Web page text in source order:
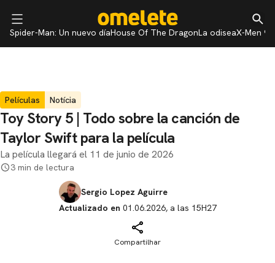
Spider-Man: Un nuevo díaHouse Of The DragonLa odiseaX-Men 97
Películas Notícia
Toy Story 5 | Todo sobre la canción de
Taylor Swift para la película
La película llegará el 11 de junio de 2026
3 min de lectura
Sergio Lopez Aguirre
Actualizado en 01.06.2026, a las 15H27
Compartilhar